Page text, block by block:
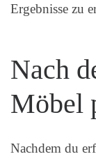
Ergebnisse zu
Nach
Möbel
Nachdem du